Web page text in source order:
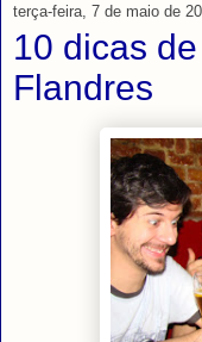
terça-feira, 7 de maio de
10 dicas
Flandres